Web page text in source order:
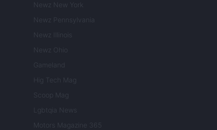
Newz New York
Newz Pennsylvania
Newz Illinois
Newz Ohio
Gameland
Hig Tech Mag
Scoop Mag
Lgbtqia News
Motors Magazine 365